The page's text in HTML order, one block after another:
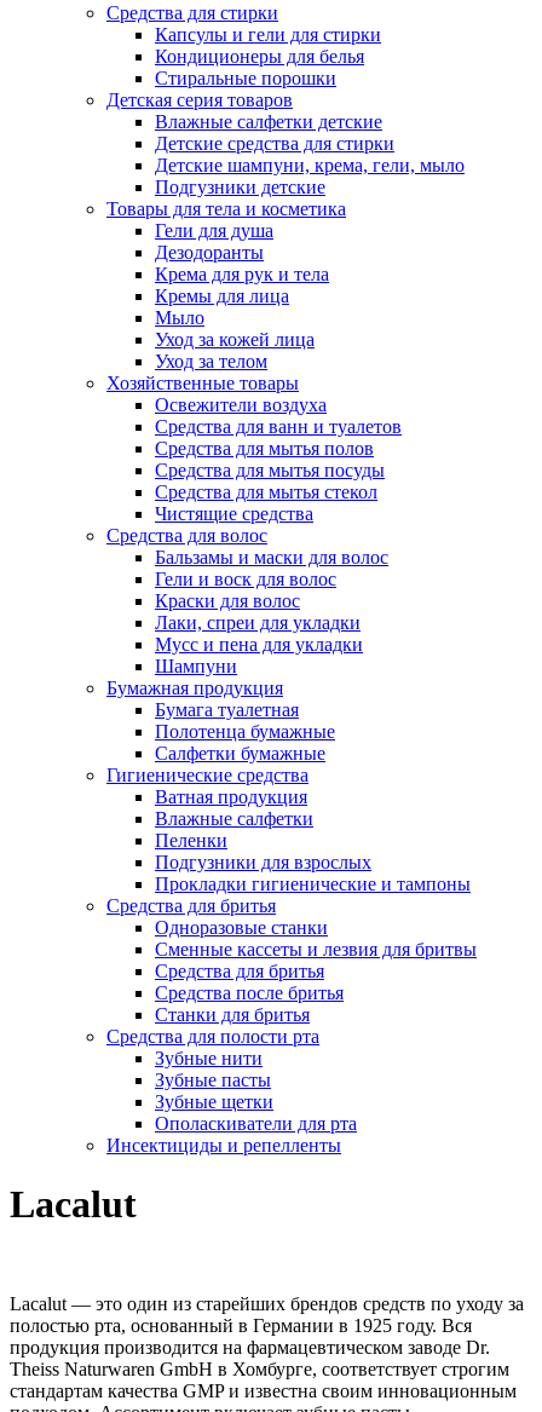
Средства для стирки
Капсулы и гели для стирки
Кондиционеры для белья
Стиральные порошки
Детская серия товаров
Влажные салфетки детские
Детские средства для стирки
Детские шампуни, крема, гели, мыло
Подгузники детские
Товары для тела и косметика
Гели для душа
Дезодоранты
Крема для рук и тела
Кремы для лица
Мыло
Уход за кожей лица
Уход за телом
Хозяйственные товары
Освежители воздуха
Средства для ванн и туалетов
Средства для мытья полов
Средства для мытья посуды
Средства для мытья стекол
Чистящие средства
Средства для волос
Бальзамы и маски для волос
Гели и воск для волос
Краски для волос
Лаки, спреи для укладки
Мусс и пена для укладки
Шампуни
Бумажная продукция
Бумага туалетная
Полотенца бумажные
Салфетки бумажные
Гигиенические средства
Ватная продукция
Влажные салфетки
Пеленки
Подгузники для взрослых
Прокладки гигиенические и тампоны
Средства для бритья
Одноразовые станки
Сменные кассеты и лезвия для бритвы
Средства для бритья
Средства после бритья
Станки для бритья
Средства для полости рта
Зубные нити
Зубные пасты
Зубные щетки
Ополаскиватели для рта
Инсектициды и репелленты
Lacalut
Lacalut — это один из старейших брендов средств по уходу за
полостью рта, основанный в Германии в 1925 году. Вся
продукция производится на фармацевтическом заводе Dr.
Theiss Naturwaren GmbH в Хомбурге, соответствует строгим
стандартам качества GMP и известна своим инновационным